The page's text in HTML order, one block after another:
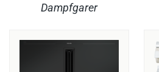
Dampfgarer